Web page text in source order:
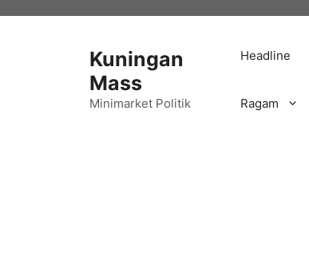
Kuningan
Mass
Minimarket Politik
Headline
Ragam